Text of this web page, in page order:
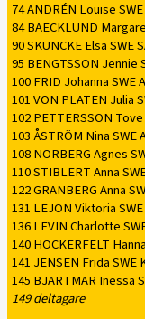
74 ANDRÉN Louise
84 BAECKLUND
90 SKUNCKE Elsa SWE
95 BENGTSSON Jennie
100 FRID Johanna SWE
101 VON PLATEN Julia
102 PETTERSSON Tove
103 ÅSTRÖM Nina SWE
108 NORBERG Agnes
110 STIBLERT Anna
122 GRANBERG Anna
131 LEJON Viktoria
136 LEVIN Charlotte
140 HÖCKERFELT
141 JENSEN Frida SWE
145 BJARTMAR Inessa
149 deltagare